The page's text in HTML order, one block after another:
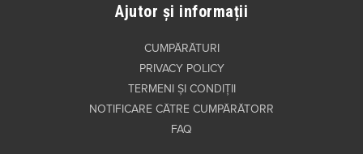
Ajutor și informații
CUMPĂRĂTURI
PRIVACY POLICY
TERMENI ȘI CONDIȚII
NOTIFICARE CĂTRE CUMPĂRĂTORR
FAQ